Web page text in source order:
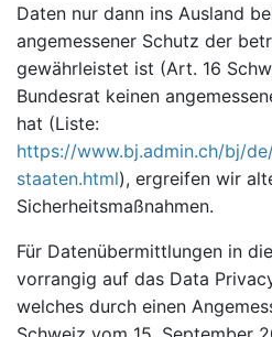
Daten nur dann ins Ausland
angemessener Schutz der
gewährleistet ist (Art. 16
Bundesrat keinen
hat (Liste:
https://www.bj.admin.ch/bj/
staaten.html), ergreifen wir
Sicherheitsmaßnahmen.
Für Datenübermittlungen in
vorrangig auf das Data
welches durch einen